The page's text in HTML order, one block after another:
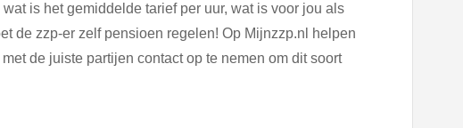
is het gemiddelde tarief per uur, wat is voor jou als
de zzp-er zelf pensioen regelen! Op Mijnzzp.nl helpen
de juiste partijen contact op te nemen om dit soort